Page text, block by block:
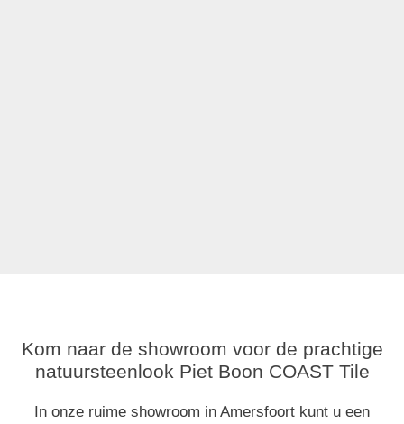
Kom naar de showroom voor de prachtige
natuursteenlook Piet Boon COAST Tile
In onze ruime showroom in Amersfoort kunt u een